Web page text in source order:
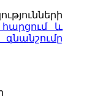
հարցում և